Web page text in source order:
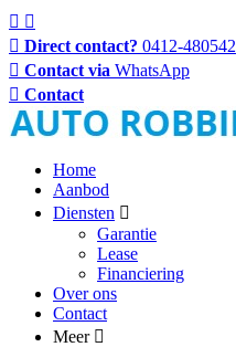
Direct contact? 0412-480542
Contact via WhatsApp
Contact
Home
Aanbod
Diensten
Garantie
Lease
Financiering
Over ons
Contact
Meer